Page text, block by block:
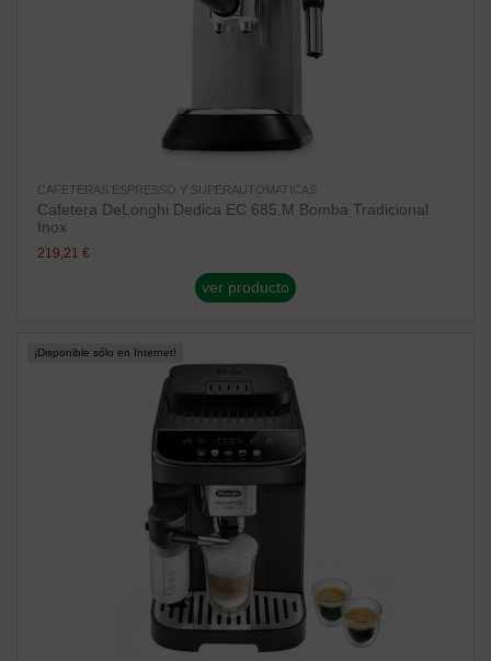
CAFETERAS ESPRESSO Y SUPERAUTOMATICAS
Cafetera DeLonghi Dedica EC 685.M Bomba Tradicional
Inox
219,21 €
ver producto
¡Disponible sólo en Internet!